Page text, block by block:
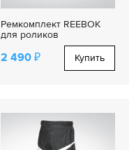
Ремкомплект REEBOK
для роликов
2 490 ₽ Купить